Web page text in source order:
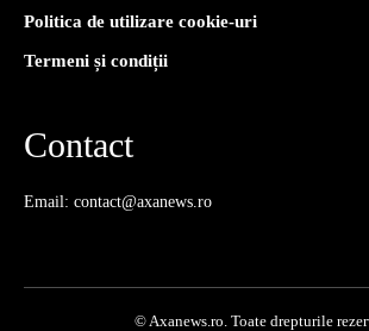
Politica de utilizare cookie-uri
Termeni și condiții
Contact
Email: contact@axanews.ro
© Axanews.ro. Toate drepturile